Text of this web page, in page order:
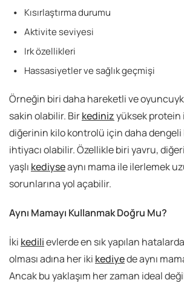
Kısırlaştırma durumu
Aktivite seviyesi
Irk özellikleri
Hassasiyetler ve sağlık geçmişi
Örneğin biri daha hareketli ve
sakin olabilir. Birkedinizyüksek protein
diğerinin kilo kontrolü için daha
ihtiyacı olabilir. Özellikle biri yavru,
yaşlı kediyseaynı mama ile ilerlemek
sorunlarına yol açabilir.
Aynı Mamayı Kullanmak Doğru Mu?
İki kedilievlerde en sık yapılan
olması adına her iki kediyede aynı
Ancak bu yaklaşım her zaman ideal